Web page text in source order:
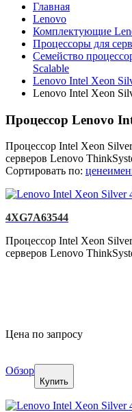
Главная
Lenovo
Комплектующие
Процессоры для
Семейство
Scalable
Lenovo Intel Xeon
Lenovo Intel Xeon
Процессор Lenovo
Процессор Intel Xeon
серверов Lenovo
Сортировать по: цене
4XG7A63544
Процессор Intel Xeon
серверов Lenovo
Цена по запросу
Обзор
Купить